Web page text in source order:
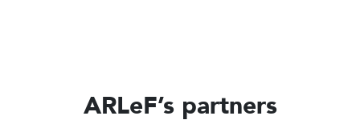
ARLeF’s partners